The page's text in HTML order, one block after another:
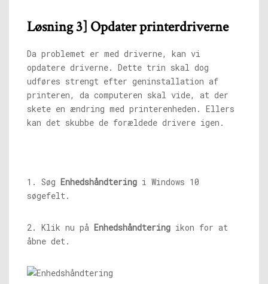
Løsning 3] Opdater printerdriverne
Da problemet er med driverne, kan vi
opdatere driverne. Dette trin skal dog
udføres strengt efter geninstallation af
printeren, da computeren skal vide, at der
skete en ændring med printerenheden. Ellers
kan det skubbe de forældede drivere igen.
1. Søg Enhedshåndtering i Windows 10
søgefelt.
2. Klik nu på Enhedshåndtering ikon for at
åbne det.